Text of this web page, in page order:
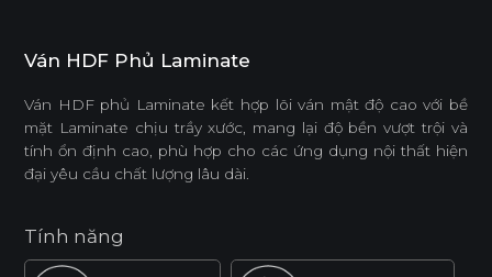
Ván HDF Phủ Laminate
Ván HDF phủ Laminate kết hợp lõi ván mật độ cao với bề
mặt Laminate chịu trầy xước, mang lại độ bền vượt trội và
tính ổn định cao, phù hợp cho các ứng dụng nội thất hiện
đại yêu cầu chất lượng lâu dài.
Tính năng